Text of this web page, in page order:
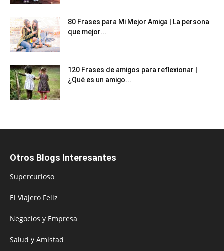
80 Frases para Mi Mejor Amiga | La persona
que mejor...
120 Frases de amigos para reflexionar |
¿Qué es un amigo...
Otros Blogs Interesantes
Supercurioso
El Viajero Feliz
Negocios y Empresa
Salud y Amistad